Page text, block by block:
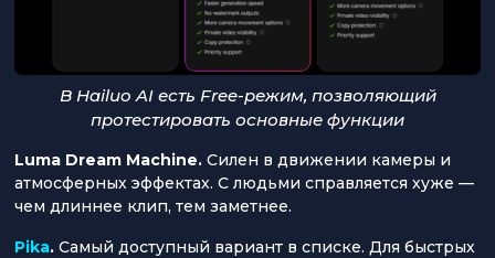
В Hailuo AI есть Free-режим, позволяющий
протестировать основные функции
Luma Dream Machine. Силен в движении камеры и
атмосферных эффектах. С людьми справляется хуже —
чем длиннее клип, тем заметнее.
Pika. Самый доступный вариант в списке. Для быстрых